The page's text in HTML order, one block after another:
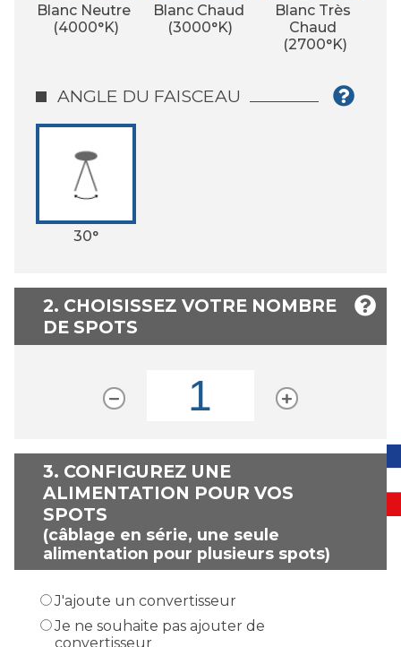
Blanc Neutre
(4000°K)
Blanc Chaud
(3000°K)
Blanc Très
Chaud
(2700°K)
ANGLE DU FAISCEAU
30°
2. CHOISISSEZ VOTRE NOMBRE
DE SPOTS
3. CONFIGUREZ UNE
ALIMENTATION POUR VOS
SPOTS
(câblage en série, une seule
alimentation pour plusieurs spots)
J'ajoute un convertisseur
Je ne souhaite pas ajouter de
convertisseur